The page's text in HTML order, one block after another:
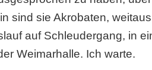
sind sie Akrobaten,
auf Schleudergang, in
Weimarhalle. Ich warte.